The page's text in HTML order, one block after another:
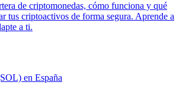
de criptomonedas, cómo funciona y qué
tus criptoactivos de forma segura. Aprende a
a ti.
en España